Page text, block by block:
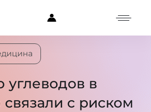
углеводов в
с риском